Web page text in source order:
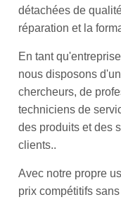
détachées de
réparation et la
En tant
nous disposons
chercheurs, de
techniciens de
des produits et des
clients..
Avec notre propre
prix compétitifs